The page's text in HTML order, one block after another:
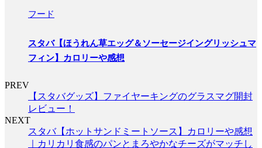
フード
スタバ【ほうれん草エッグ＆ソーセージイングリッシュマ
フィン】カロリーや感想
PREV
【スタバグッズ】ファイヤーキングのグラスマグ開封
レビュー！
NEXT
スタバ【ホットサンドミートソース】カロリーや感想
｜カリカリ食感のパンとまろやかなチーズがマッチし